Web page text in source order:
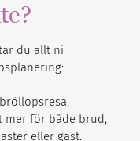
du allt ni
mer för både brud,
eller gäst.